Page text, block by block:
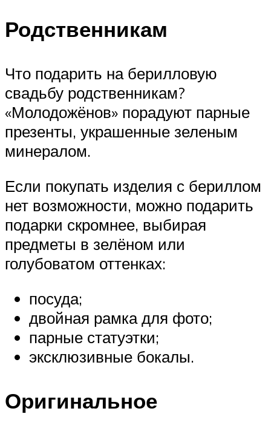
Родственникам
Что подарить на берилловую
свадьбу родственникам?
«Молодожёнов» порадуют парные
презенты, украшенные зеленым
минералом.
Если покупать изделия с бериллом
нет возможности, можно подарить
подарки скромнее, выбирая
предметы в зелёном или
голубоватом оттенках:
посуда;
двойная рамка для фото;
парные статуэтки;
эксклюзивные бокалы.
Оригинальное